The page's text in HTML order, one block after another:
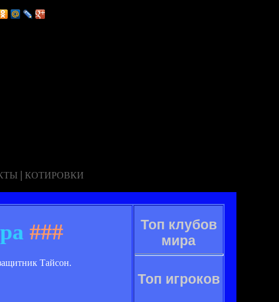
| КОТИРОВКИ
###
Тайсон.
Топ клубов
мира
Топ игроков